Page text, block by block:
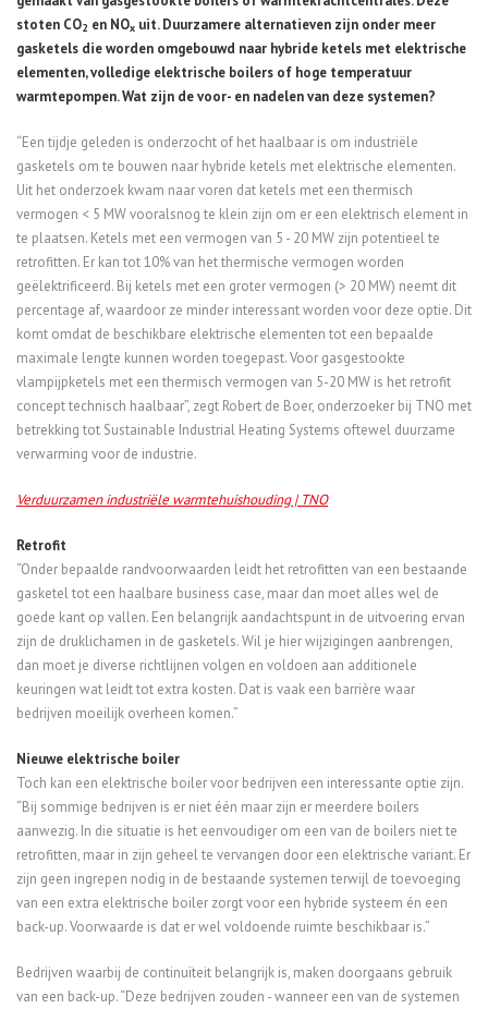
stoten CO2 en NOx uit. Duurzamere alternatieven zijn onder meer
gasketels die worden omgebouwd naar hybride ketels met elektrische
elementen, volledige elektrische boilers of hoge temperatuur
warmtepompen. Wat zijn de voor- en nadelen van deze systemen?
“Een tijdje geleden is onderzocht of het haalbaar is om industriële
gasketels om te bouwen naar hybride ketels met elektrische elementen.
Uit het onderzoek kwam naar voren dat ketels met een thermisch
vermogen < 5 MW vooralsnog te klein zijn om er een elektrisch element in
te plaatsen. Ketels met een vermogen van 5 - 20 MW zijn potentieel te
retrofitten. Er kan tot 10% van het thermische vermogen worden
geëlektrificeerd. Bij ketels met een groter vermogen (> 20 MW) neemt dit
percentage af, waardoor ze minder interessant worden voor deze optie. Dit
komt omdat de beschikbare elektrische elementen tot een bepaalde
maximale lengte kunnen worden toegepast. Voor gasgestookte
vlampijpketels met een thermisch vermogen van 5-20 MW is het retrofit
concept technisch haalbaar”, zegt Robert de Boer, onderzoeker bij TNO met
betrekking tot Sustainable Industrial Heating Systems oftewel duurzame
verwarming voor de industrie.
Verduurzamen industriële warmtehuishouding | TNO
Retrofit
“Onder bepaalde randvoorwaarden leidt het retrofitten van een bestaande
gasketel tot een haalbare business case, maar dan moet alles wel de
goede kant op vallen. Een belangrijk aandachtspunt in de uitvoering ervan
zijn de druklichamen in de gasketels. Wil je hier wijzigingen aanbrengen,
dan moet je diverse richtlijnen volgen en voldoen aan additionele
keuringen wat leidt tot extra kosten. Dat is vaak een barrière waar
bedrijven moeilijk overheen komen.”
Nieuwe elektrische boiler
Toch kan een elektrische boiler voor bedrijven een interessante optie zijn.
“Bij sommige bedrijven is er niet één maar zijn er meerdere boilers
aanwezig. In die situatie is het eenvoudiger om een van de boilers niet te
retrofitten, maar in zijn geheel te vervangen door een elektrische variant. Er
zijn geen ingrepen nodig in de bestaande systemen terwijl de toevoeging
van een extra elektrische boiler zorgt voor een hybride systeem én een
back-up. Voorwaarde is dat er wel voldoende ruimte beschikbaar is.”
Bedrijven waarbij de continuïteit belangrijk is, maken doorgaans gebruik
van een back-up. “Deze bedrijven zouden - wanneer een van de systemen